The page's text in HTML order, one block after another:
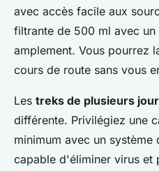
avec accès facile aux
filtrante de 500 ml avec
amplement. Vous pourrez
cours de route sans vous
Les treks de plusieurs
différente. Privilégiez une
minimum avec un
capable d'éliminer virus et